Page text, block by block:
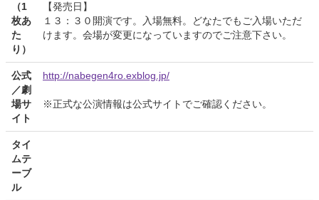
（1
枚あ
た
り）
【発売日】
１３：３０開演です。入場無料。どなたでもご入場いただ
けます。会場が変更になっていますのでご注意下さい。
公式
／劇
場サ
イト
http://nabegen4ro.exblog.jp/
※正式な公演情報は公式サイトでご確認ください。
タイ
ムテ
ーブ
ル